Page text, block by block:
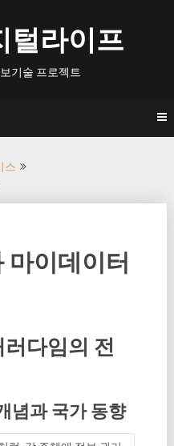
털라이프
기술 프로젝트
스
마이데이터
다임의 전
념과 국가 동향